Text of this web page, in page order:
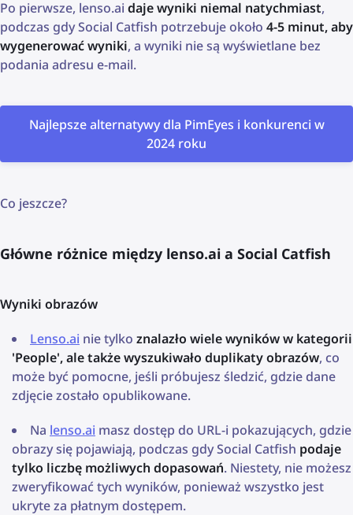
Po pierwsze, lenso.ai daje wyniki niemal natychmiast,
podczas gdy Social Catfish potrzebuje około 4-5 minut, aby
wygenerować wyniki, a wyniki nie są wyświetlane bez
podania adresu e-mail.
Najlepsze alternatywy dla PimEyes i konkurenci w
2024 roku
Co jeszcze?
Główne różnice między lenso.ai a Social Catfish
Wyniki obrazów
Lenso.ai nie tylko znalazło wiele wyników w kategorii
'People', ale także wyszukiwało duplikaty obrazów, co
może być pomocne, jeśli próbujesz śledzić, gdzie dane
zdjęcie zostało opublikowane.
Na lenso.ai masz dostęp do URL-i pokazujących, gdzie
obrazy się pojawiają, podczas gdy Social Catfish podaje
tylko liczbę możliwych dopasowań. Niestety, nie możesz
zweryfikować tych wyników, ponieważ wszystko jest
ukryte za płatnym dostępem.